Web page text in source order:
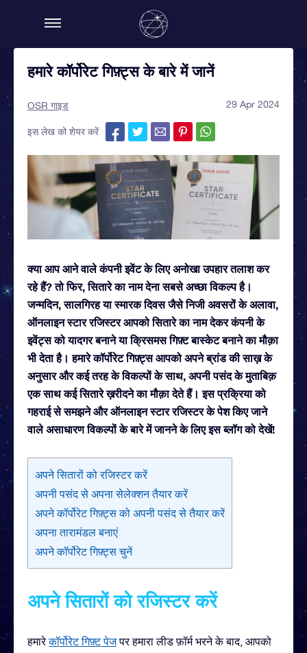
हमारे कॉर्पोरेट गिफ़्ट्स के बारे में जानें
OSR गाइड 29 Apr 2024
इस लेख को शेयर करें
क्या आप आने वाले कंपनी इवेंट के लिए अनोखा उपहार तलाश कर
रहे हैं? तो फिर, सितारे का नाम देना सबसे अच्छा विकल्प है।
जन्मदिन, सालगिरह या स्मारक दिवस जैसे निजी अवसरों के अलावा,
ऑनलाइन स्टार रजिस्टर आपको सितारे का नाम देकर कंपनी के
इवेंट्स को यादगर बनाने या क्रिसमस गिफ़्ट बास्केट बनाने का मौक़ा
भी देता है। हमारे कॉर्पोरेट गिफ़्ट्स आपको अपने ब्रांड की साख़ के
अनुसार और कई तरह के विकल्पों के साथ, अपनी पसंद के मुताबिक़
एक साथ कई सितारे ख़रीदने का मौक़ा देते हैं। इस प्रक्रिया को
गहराई से समझने और ऑनलाइन स्टार रजिस्टर के पेश किए जाने
वाले असाधारण विकल्पों के बारे में जानने के लिए इस ब्लॉग को देखें!
अपने सितारों को रजिस्टर करें
अपनी पसंद से अपना सेलेक्शन तैयार करें
अपने कॉर्पोरेट गिफ़्ट्स को अपनी पसंद से तैयार करें
अपना तारामंडल बनाएं
अपने कॉर्पोरेट गिफ़्ट्स चुनें
अपने सितारों को रजिस्टर करें
हमारेकॉर्पोरेट गिफ़्ट पेजपर हमारा लीड फ़ॉर्म भरने के बाद, आपको